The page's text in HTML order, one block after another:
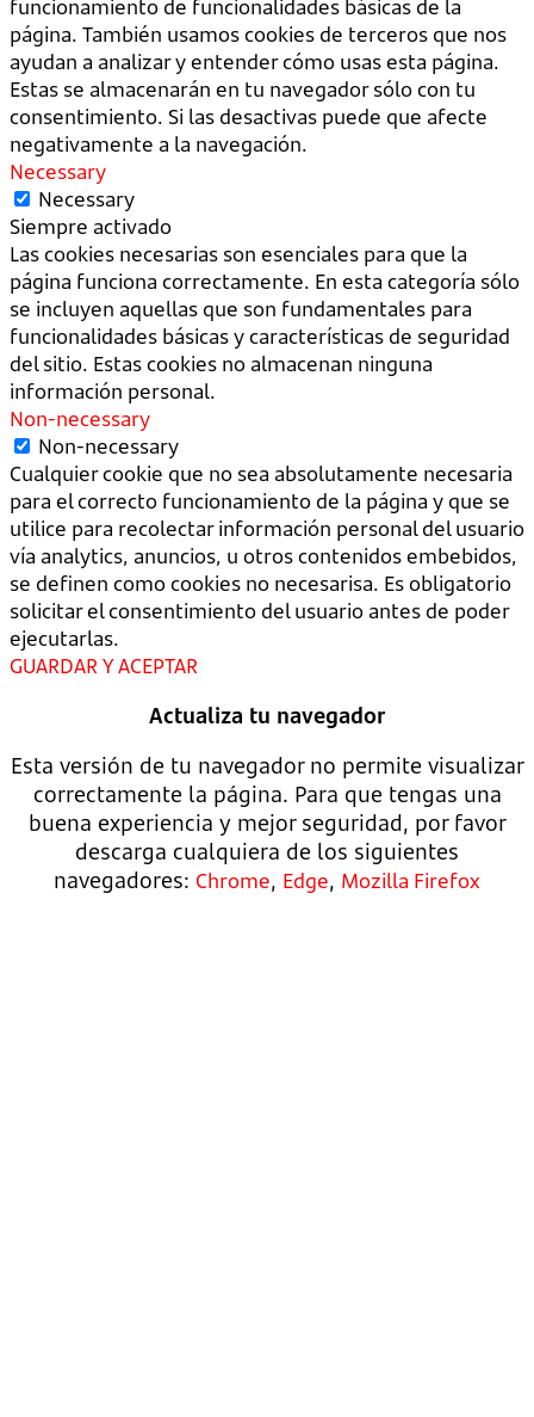
funcionamiento de funcionalidades básicas de la
página. También usamos cookies de terceros que nos
ayudan a analizar y entender cómo usas esta página.
Estas se almacenarán en tu navegador sólo con tu
consentimiento. Si las desactivas puede que afecte
negativamente a la navegación.
Necessary
Necessary
Siempre activado
Las cookies necesarias son esenciales para que la
página funciona correctamente. En esta categoría sólo
se incluyen aquellas que son fundamentales para
funcionalidades básicas y características de seguridad
del sitio. Estas cookies no almacenan ninguna
información personal.
Non-necessary
Non-necessary
Cualquier cookie que no sea absolutamente necesaria
para el correcto funcionamiento de la página y que se
utilice para recolectar información personal del usuario
vía analytics, anuncios, u otros contenidos embebidos,
se definen como cookies no necesarisa. Es obligatorio
solicitar el consentimiento del usuario antes de poder
ejecutarlas.
GUARDAR Y ACEPTAR
Actualiza tu navegador
Esta versión de tu navegador no permite visualizar
correctamente la página. Para que tengas una
buena experiencia y mejor seguridad, por favor
descarga cualquiera de los siguientes
navegadores: Chrome, Edge, Mozilla Firefox